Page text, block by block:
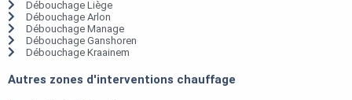
Débouchage Liège
Débouchage Arlon
Débouchage Manage
Débouchage Ganshoren
Débouchage Kraainem
Autres zones d'interventions chauffage